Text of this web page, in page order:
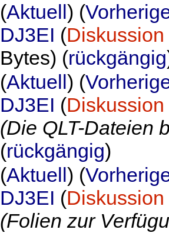
(Aktuell) (
DJ3EI (Diskussion
Bytes) (rückgängig
(Aktuell) (
DJ3EI (Diskussion
(Die QLT-Dateien
(rückgängig)
(Aktuell) (
DJ3EI (Diskussion
(Folien zur